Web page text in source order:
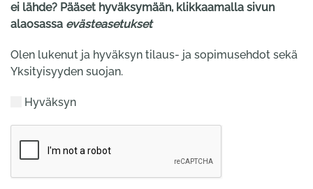
ei lähde? Pääset hyväksymään, klikkaamalla sivun
alaosassa evästeasetukset
Olen lukenut ja hyväksyn tilaus- ja sopimusehdot sekä
Yksityisyyden suojan.
Hyväksyn